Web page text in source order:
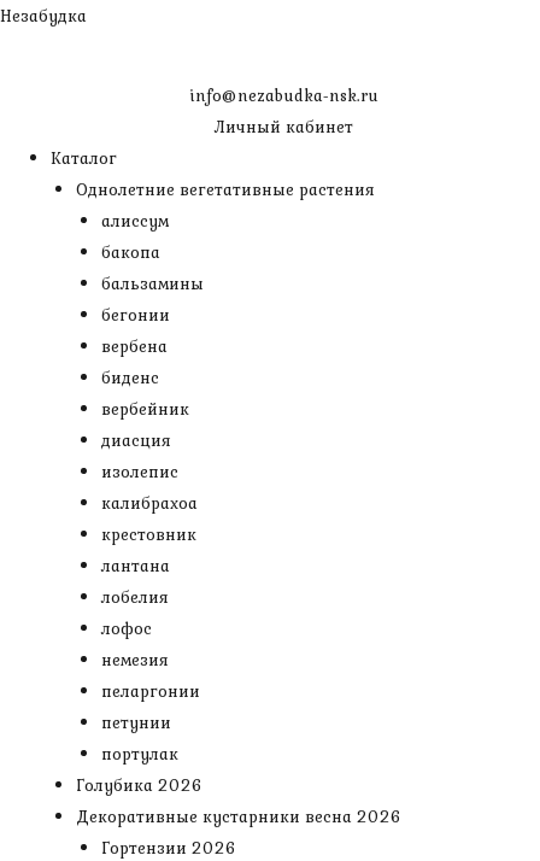
Перейти
Незабудка
info@nezabudka-nsk.ru
Личный кабинет
Каталог
Однолетние вегетативные растения
алиссум
бакопа
бальзамины
бегонии
вербена
биденс
вербейник
диасция
изолепис
калибрахоа
крестовник
лантана
лобелия
лофос
немезия
пеларгонии
петунии
портулак
Голубика 2026
Декоративные кустарники весна 2026
Гортензии 2026